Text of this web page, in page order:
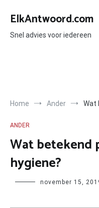
naar
inhoud
ElkAntwoord.com
Snel advies voor iedereen
Home Ander Wat
ANDER
Wat betekend
hygiene?
Author november 15,